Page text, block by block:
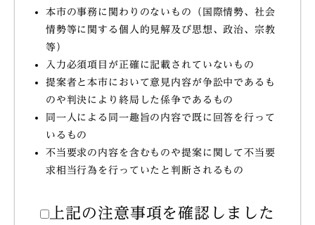
本市の事務に関わりのないもの（国際情勢、社会
情勢等に関する個人的見解及び思想、政治、宗教
等）
入力必須項目が正確に記載されていないもの
提案者と本市において意見内容が争訟中であるも
のや判決により終局した係争であるもの
同一人による同一趣旨の内容で既に回答を行って
いるもの
不当要求の内容を含むものや提案に関して不当要
求相当行為を行っていたと判断されるもの
上記の注意事項を確認しました